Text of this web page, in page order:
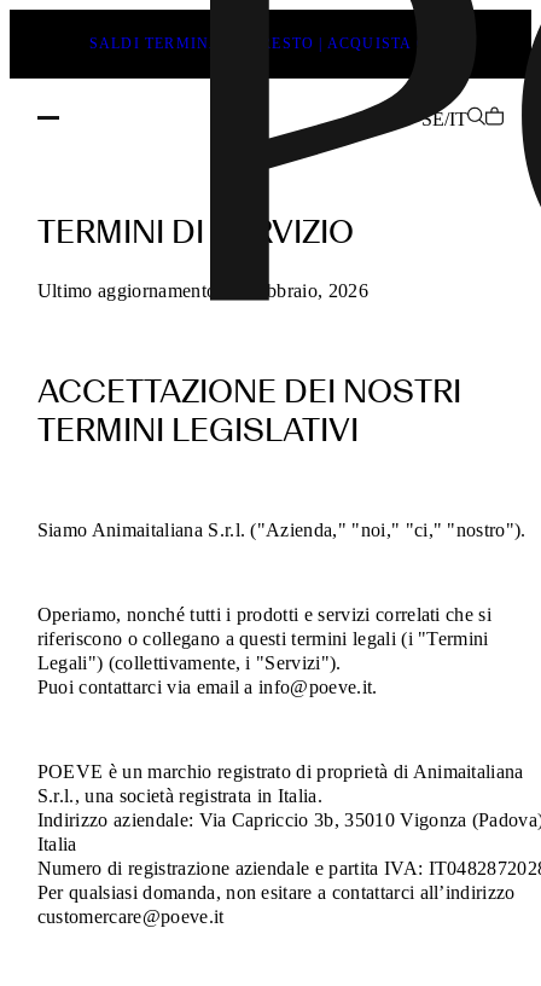
SALDI TERMINANO PRESTO | ACQUISTA ORA
SE/IT
di
POEVE
acquisti
online
TERMINI DI SERVIZIO
Ultimo aggiornamento 13 Febbraio, 2026
ACCETTAZIONE DEI NOSTRI
TERMINI LEGISLATIVI
Siamo Animaitaliana S.r.l. ("Azienda," "noi," "ci," "nostro").
Operiamo, nonché tutti i prodotti e servizi correlati che si
riferiscono o collegano a questi termini legali (i "Termini
Legali") (collettivamente, i "Servizi").
Puoi contattarci via email a info@poeve.it.
POEVE è un marchio registrato di proprietà di Animaitaliana
S.r.l., una società registrata in Italia.
Indirizzo aziendale: Via Capriccio 3b, 35010 Vigonza
Italia
Numero di registrazione aziendale e partita IVA:
Per qualsiasi domanda, non esitare a contattarci all’indirizzo
customercare@poeve.it